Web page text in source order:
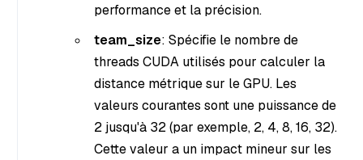
performance et la précision.
team_size: Spécifie le nombre de
threads CUDA utilisés pour calculer la
distance métrique sur le GPU. Les
valeurs courantes sont une puissance de
2 jusqu'à 32 (par exemple, 2, 4, 8, 16, 32).
Cette valeur a un impact mineur sur les